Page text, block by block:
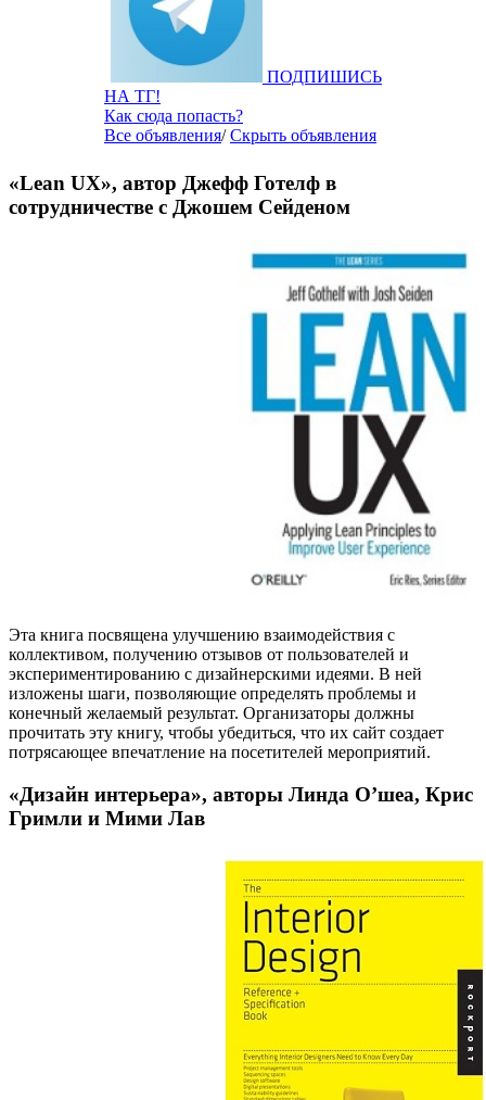
ПОДПИШИСЬ
НА ТГ!
Как сюда попасть?
Все объявления/Скрыть объявления
«Lean UX», автор Джефф Готелф в
сотрудничестве с Джошем Сейденом
Эта книга посвящена улучшению взаимодействия с
коллективом, получению отзывов от пользователей и
экспериментированию с дизайнерскими идеями. В ней
изложены шаги, позволяющие определять проблемы и
конечный желаемый результат. Организаторы должны
прочитать эту книгу, чтобы убедиться, что их сайт создает
потрясающее впечатление на посетителей мероприятий.
«Дизайн интерьера», авторы Линда О’шеа, Крис
Гримли и Мими Лав